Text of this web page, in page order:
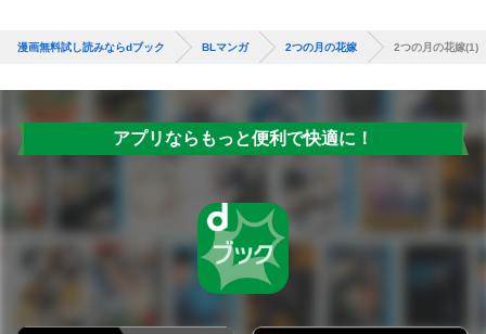
漫画無料試し読みならdブック BLマンガ 2つの月の花嫁 2つの月の花嫁(1)
アプリならもっと便利で快適に！